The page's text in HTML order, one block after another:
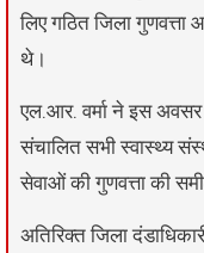
लिए गठित जिला
थे।
एल.आर. वर्मा ने इस अवसर
संचालित सभी स्वास्थ्य
सेवाओं की गुणवत्ता की
अतिरिक्त जिला